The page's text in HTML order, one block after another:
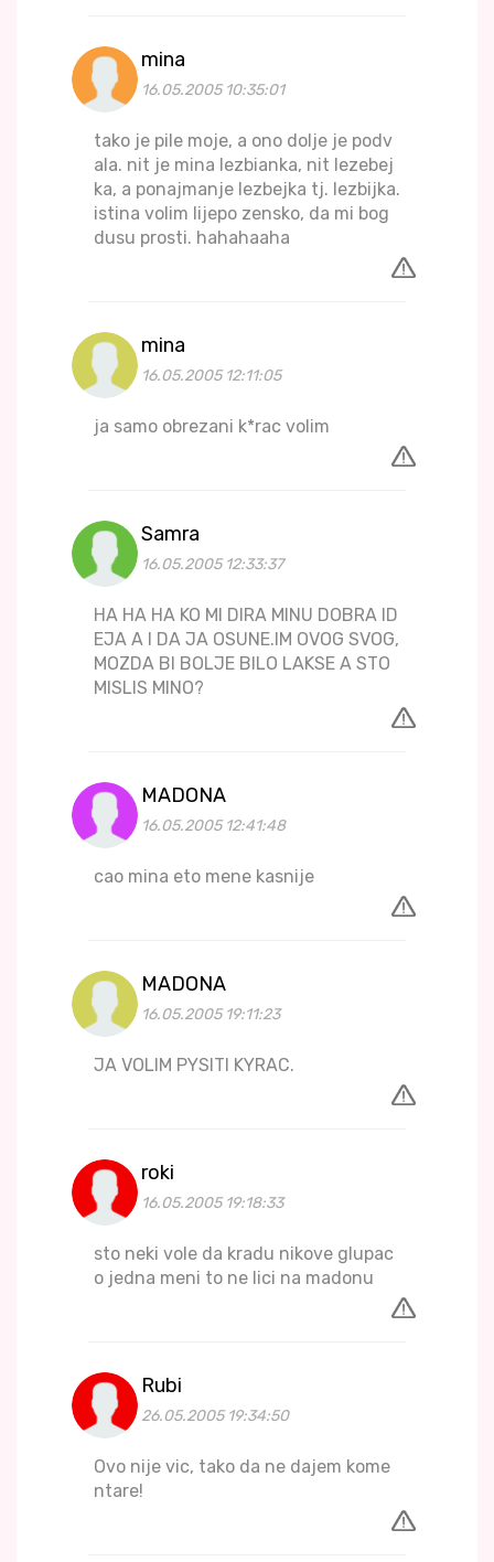
mina
16.05.2005 10:35:01
tako je pile moje, a ono dolje je podv
ala. nit je mina lezbianka, nit lezebej
ka, a ponajmanje lezbejka tj. lezbijka.
istina volim lijepo zensko, da mi bog
dusu prosti. hahahaaha
mina
16.05.2005 12:11:05
ja samo obrezani k*rac volim
Samra
16.05.2005 12:33:37
HA HA HA KO MI DIRA MINU DOBRA ID
EJA A I DA JA OSUNE.IM OVOG SVOG,
MOZDA BI BOLJE BILO LAKSE A STO
MISLIS MINO?
MADONA
16.05.2005 12:41:48
cao mina eto mene kasnije
MADONA
16.05.2005 19:11:23
JA VOLIM PYSITI KYRAC.
roki
16.05.2005 19:18:33
sto neki vole da kradu nikove glupac
o jedna meni to ne lici na madonu
Rubi
26.05.2005 19:34:50
Ovo nije vic, tako da ne dajem kome
ntare!